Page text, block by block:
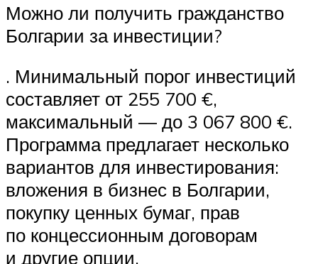
Можно ли получить гражданство
Болгарии за инвестиции?
. Минимальный порог инвестиций
составляет от 255 700 €,
максимальный — до 3 067 800 €.
Программа предлагает несколько
вариантов для инвестирования:
вложения в бизнес в Болгарии,
покупку ценных бумаг, прав
по концессионным договорам
и другие опции.